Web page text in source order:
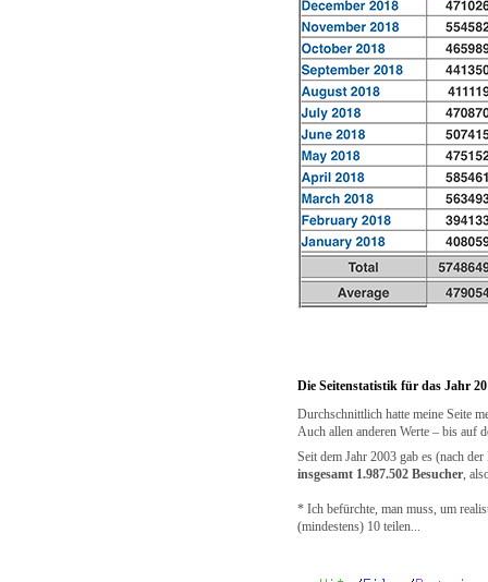
Die Seitenstatistik für das Jahr
Durchschnittlich hatte meine Seite
Auch allen anderen Werte – bis auf
Seit dem Jahr 2003 gab es (nach
insgesamt 1.987.502 Besucher,
* Ich befürchte, man muss, um
(mindestens) 10 teilen...